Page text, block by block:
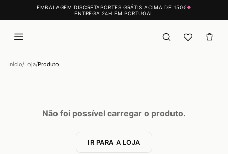
EMBALAGEM DISCRETAPORTES GRÁTIS ACIMA DE 150€◆
ENTREGA 24H EM PORTUGAL
Início/Loja/Produto
Não foi possível carregar o produto.
IR PARA A LOJA